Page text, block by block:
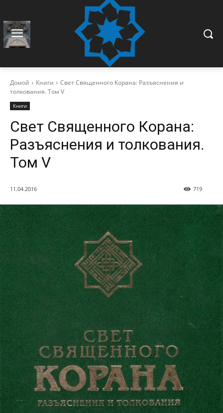
Домой Книги
Свет Священного Корана: Разъяснения и
толкования. Том V
Книги
Свет Священного Корана:
Разъяснения и толкования.
Том V
11.04.2016 719